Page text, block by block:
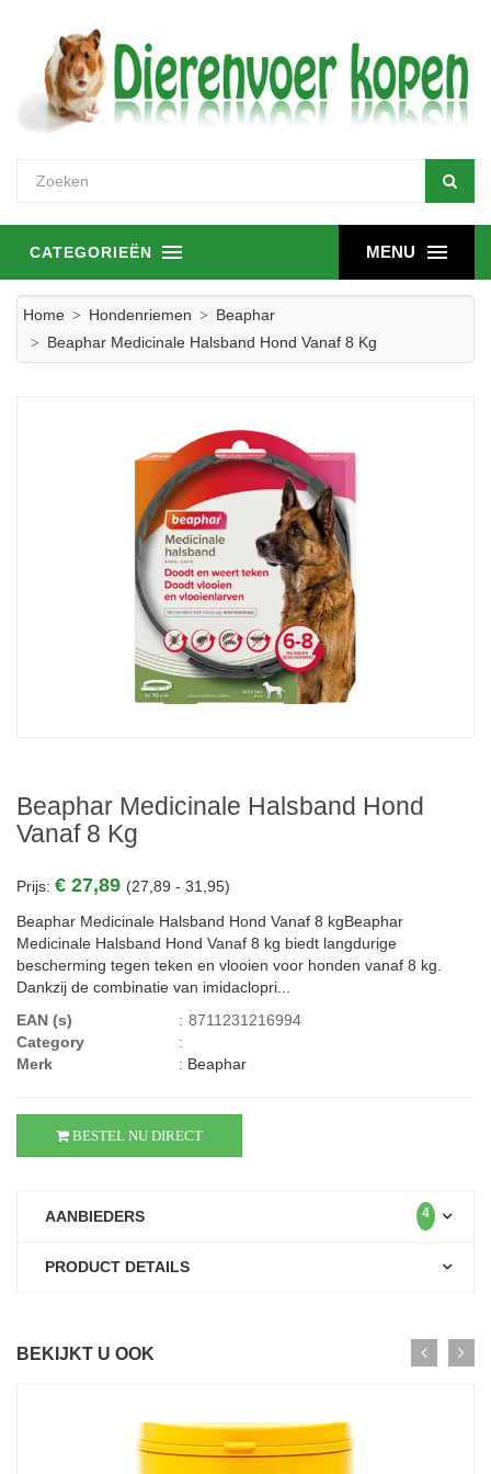
MENU
CATEGORIEËN
Home Hondenriemen
Beaphar
Beaphar Medicinale Halsband Hond Vanaf 8 Kg
Beaphar Medicinale Halsband Hond
Vanaf 8 Kg
Prijs: € 27,89 (27,89 - 31,95)
Beaphar Medicinale Halsband Hond Vanaf 8 kgBeaphar
Medicinale Halsband Hond Vanaf 8 kg biedt langdurige
bescherming tegen teken en vlooien voor honden vanaf 8 kg.
Dankzij de combinatie van imidaclopri...
EAN (s)
: 8711231216994
Category
:
Merk
: Beaphar
BESTEL NU DIRECT
AANBIEDERS 4
PRODUCT DETAILS
BEKIJKT U OOK